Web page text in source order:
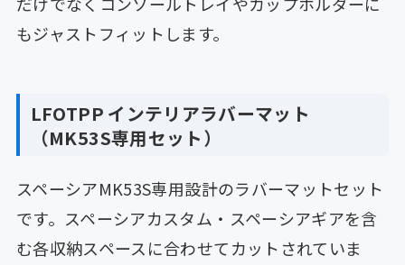
もジャストフィットします。
LFOTPP インテリアラバーマット
（MK53S専用セット）
スペーシアMK53S専用設計のラバーマットセット
です。スペーシアカスタム・スペーシアギアを含
む各収納スペースに合わせてカットされていま